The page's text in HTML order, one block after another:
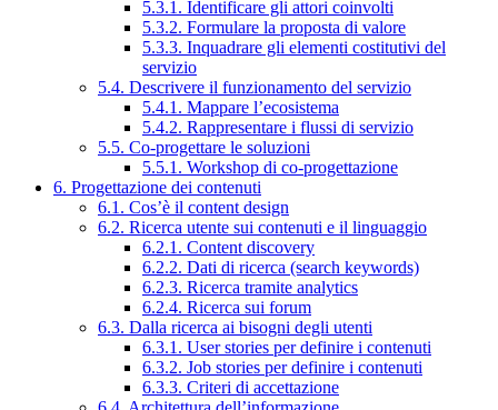
5.3.1. Identificare gli attori coinvolti
5.3.2. Formulare la proposta di valore
5.3.3. Inquadrare gli elementi costitutivi del
servizio
5.4. Descrivere il funzionamento del servizio
5.4.1. Mappare l’ecosistema
5.4.2. Rappresentare i flussi di servizio
5.5. Co-progettare le soluzioni
5.5.1. Workshop di co-progettazione
6. Progettazione dei contenuti
6.1. Cos’è il content design
6.2. Ricerca utente sui contenuti e il linguaggio
6.2.1. Content discovery
6.2.2. Dati di ricerca (search keywords)
6.2.3. Ricerca tramite analytics
6.2.4. Ricerca sui forum
6.3. Dalla ricerca ai bisogni degli utenti
6.3.1. User stories per definire i contenuti
6.3.2. Job stories per definire i contenuti
6.3.3. Criteri di accettazione